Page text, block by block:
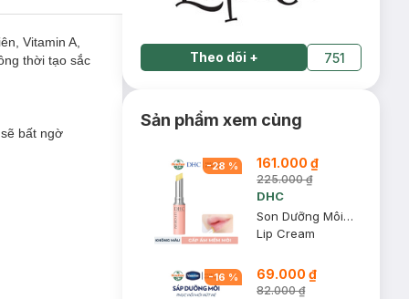
Vitamin A,
thời tạo sắc
bất ngờ
Theo dõi + 751
Sản phẩm xem cùng
-28 % 161.000 ₫
225.000 ₫
DHC
Son Dưỡng Môi DHC Không Màu Hỗ Trợ Giảm Thâm Môi 1.5g
Lip Cream
-16 % 69.000 ₫
82.000 ₫